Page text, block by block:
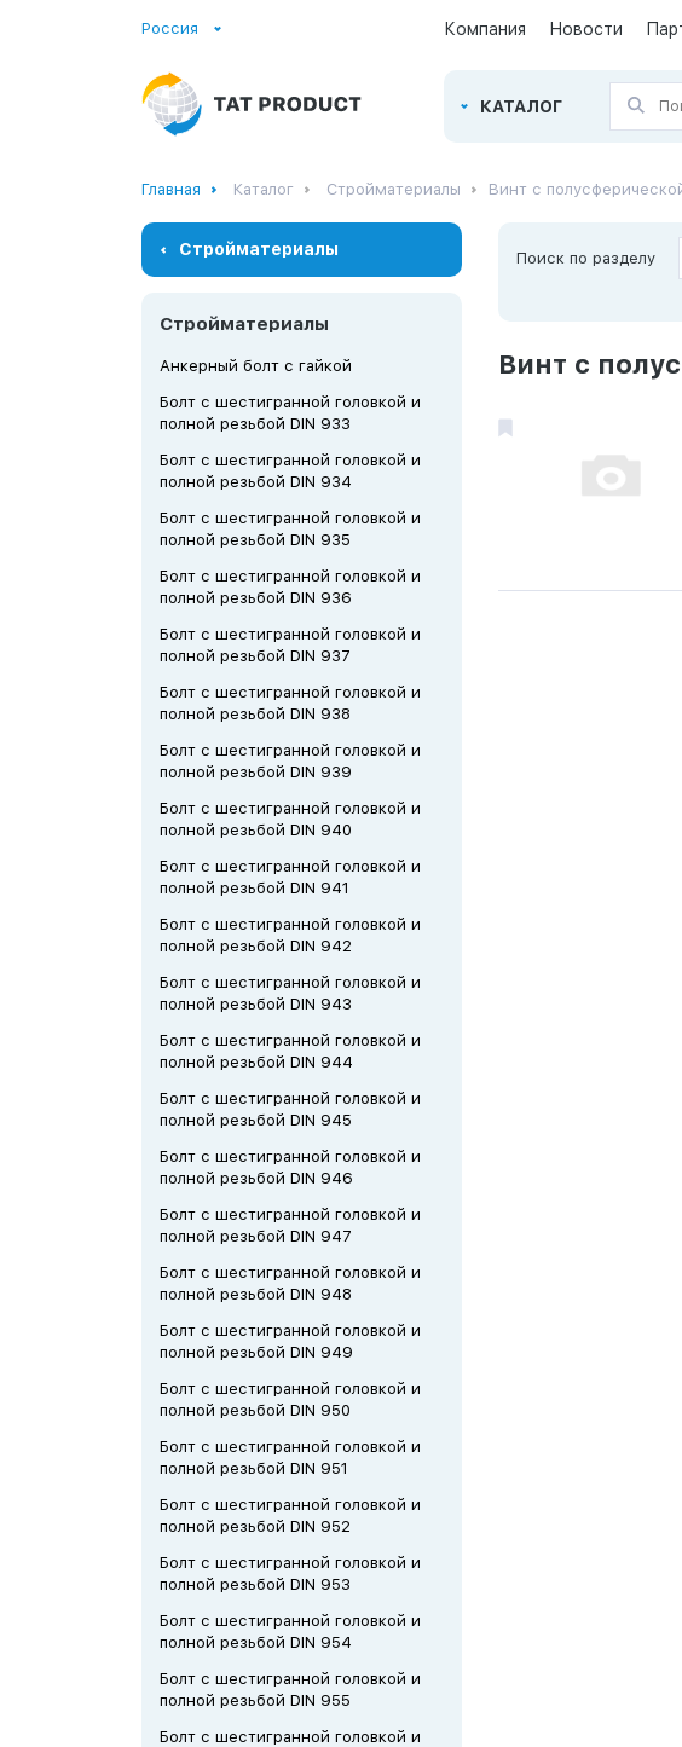
Россия Компания Новости
КАТАЛОГ
Главная Каталог Стройматериалы Винт с
Стройматериалы
Стройматериалы
Анкерный болт с гайкой
Болт с шестигранной головкой и
полной резьбой DIN 933
Болт с шестигранной головкой и
полной резьбой DIN 934
Болт с шестигранной головкой и
полной резьбой DIN 935
Болт с шестигранной головкой и
полной резьбой DIN 936
Болт с шестигранной головкой и
полной резьбой DIN 937
Болт с шестигранной головкой и
полной резьбой DIN 938
Болт с шестигранной головкой и
полной резьбой DIN 939
Болт с шестигранной головкой и
полной резьбой DIN 940
Болт с шестигранной головкой и
полной резьбой DIN 941
Болт с шестигранной головкой и
полной резьбой DIN 942
Болт с шестигранной головкой и
полной резьбой DIN 943
Болт с шестигранной головкой и
полной резьбой DIN 944
Болт с шестигранной головкой и
полной резьбой DIN 945
Болт с шестигранной головкой и
полной резьбой DIN 946
Болт с шестигранной головкой и
полной резьбой DIN 947
Болт с шестигранной головкой и
полной резьбой DIN 948
Болт с шестигранной головкой и
полной резьбой DIN 949
Болт с шестигранной головкой и
полной резьбой DIN 950
Болт с шестигранной головкой и
полной резьбой DIN 951
Болт с шестигранной головкой и
полной резьбой DIN 952
Болт с шестигранной головкой и
полной резьбой DIN 953
Болт с шестигранной головкой и
полной резьбой DIN 954
Болт с шестигранной головкой и
полной резьбой DIN 955
Болт с шестигранной головкой и
Поиск по разделу
Винт с